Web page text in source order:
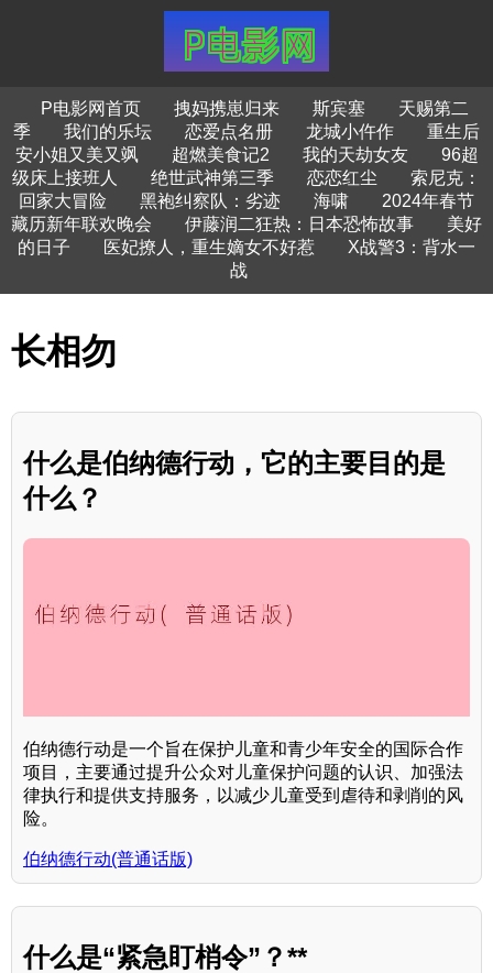
P电影网首页 拽妈携崽归来 斯宾塞
天赐第二
季
我们的乐坛 恋爱点名册 龙城小仵作
重生后
安小姐又美又飒
超燃美食记2 我的天劫女友
96超
级床上接班人
绝世武神第三季 恋恋红尘
索尼克：
回家大冒险
黑袍纠察队：劣迹 海啸
2024年春节
藏历新年联欢晚会
伊藤润二狂热：日本恐怖故事
美好
的日子
医妃撩人，重生嫡女不好惹
X战警3：背水一
战
长相勿
什么是伯纳德行动，它的主要目的是
什么？
伯纳德行动是一个旨在保护儿童和青少年安全的国际合作
项目，主要通过提升公众对儿童保护问题的认识、加强法
律执行和提供支持服务，以减少儿童受到虐待和剥削的风
险。
伯纳德行动(普通话版)
什么是“紧急盯梢令”？**